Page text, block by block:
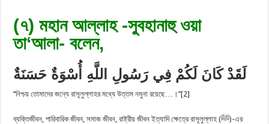
(৭) মহান আল্লাহ -সুবহানাহু ওয়া
তা‘আলা- বলেন,
لَقَدْ كَانَ لَكُمْ فِي رَسُولِ اللَّهِ أُسْوَةٌ حَسَنَةٌ
‘‘নিশ্চয় তোমাদের জন্যে রাসূলুল্লাহর মধ্যে উত্তম নমুনা রয়েছে…।’’[2]
ব্যক্তিজীবন, পারিবারিক জীবন, সমাজ জীবন, রাষ্ট্রীয় জীবন ইত্যাদি ক্ষেত্রে রাসূলুল্লাহ (ﷺ)-এর